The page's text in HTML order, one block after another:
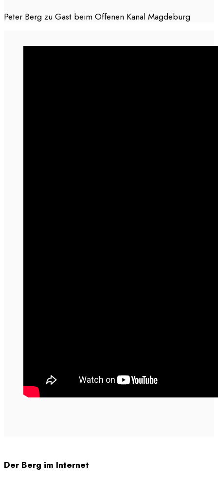
Peter Berg zu Gast beim Offenen Kanal Magdeburg
Der Berg im Internet